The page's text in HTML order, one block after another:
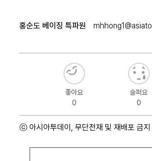
홍순도 베이징 특파원
좋아요
0
슬퍼요
0
ⓒ 아시아투데이, 무단전재 및 재배포 금지